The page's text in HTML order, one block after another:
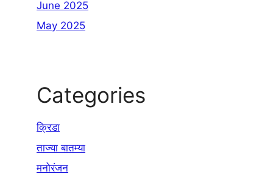
June 2025
May 2025
Categories
क्रिडा
ताज्या बातम्या
मनोरंजन